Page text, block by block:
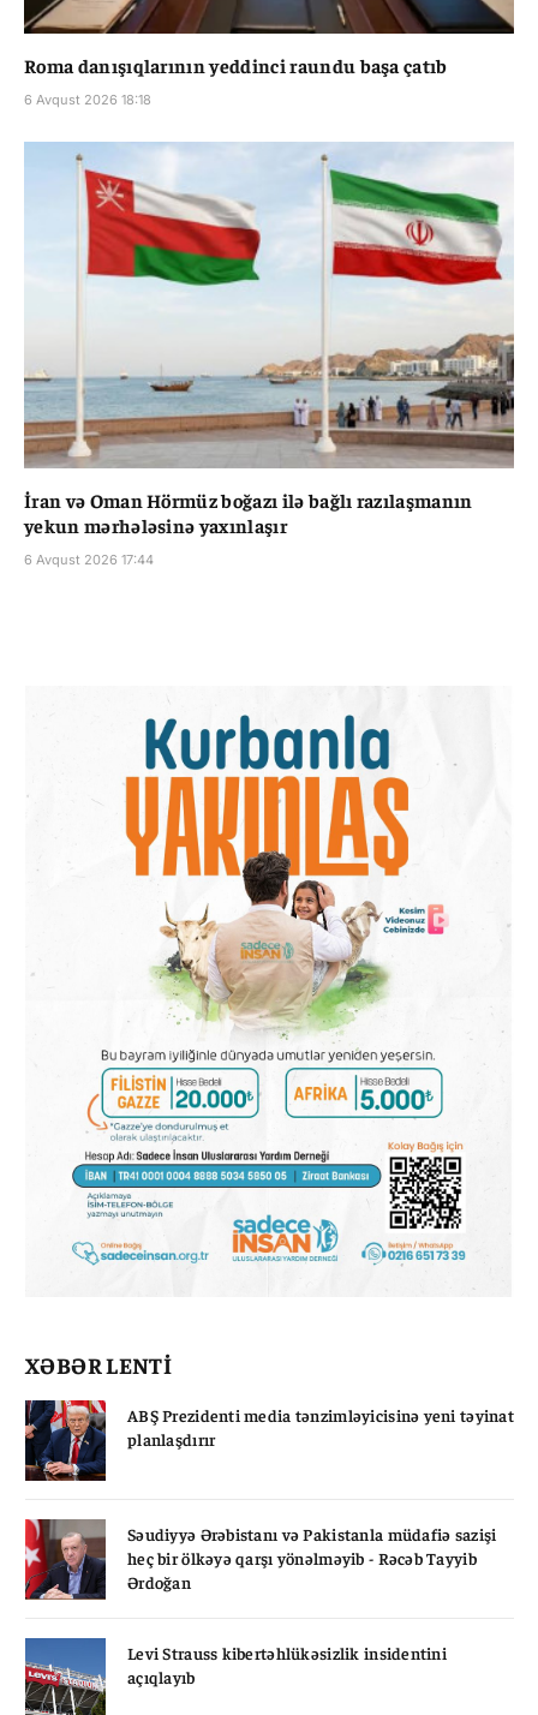
Roma danışıqlarının yeddinci raundu başa çatıb
6 Avqust 2026 18:18
İran və Oman Hörmüz boğazı ilə bağlı razılaşmanın
yekun mərhələsinə yaxınlaşır
6 Avqust 2026 17:44
XƏBƏR LENTİ
ABŞ Prezidenti media tənzimləyicisinə yeni təyinat
planlaşdırır
Səudiyyə Ərəbistanı və Pakistanla müdafiə sazişi
heç bir ölkəyə qarşı yönəlməyib - Rəcəb Tayyib
Ərdoğan
Levi Strauss kibertəhlükəsizlik insidentini
açıqlayıb